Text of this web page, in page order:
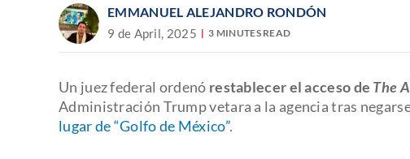
EMMANUEL ALEJANDRO RONDÓN
9 de April, 2025 3 MINUTES READ
Un juez federal ordenó restablecer el acceso de The
Administración Trump vetara a la agencia tras
lugar de “Golfo de México”.